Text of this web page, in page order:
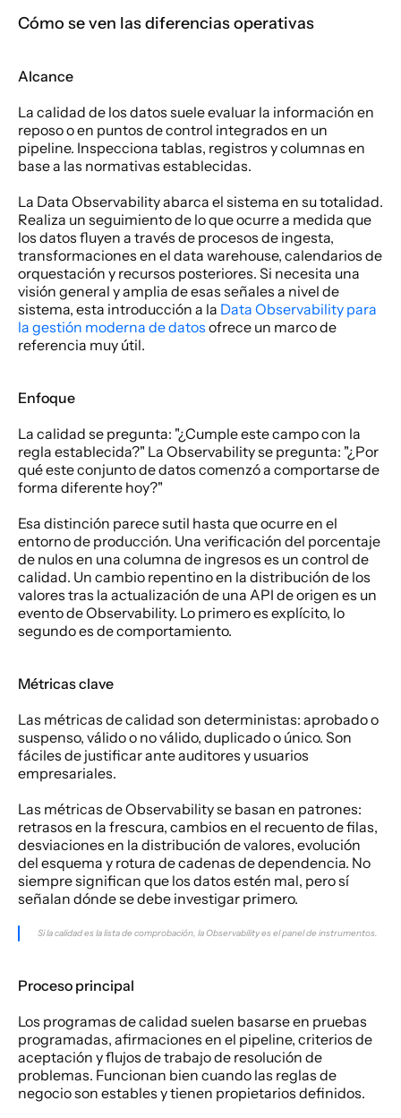
Cómo se ven las diferencias operativas
Alcance
La calidad de los datos suele evaluar la información en
reposo o en puntos de control integrados en un
pipeline. Inspecciona tablas, registros y columnas en
base a las normativas establecidas.
La Data Observability abarca el sistema en su totalidad.
Realiza un seguimiento de lo que ocurre a medida que
los datos fluyen a través de procesos de ingesta,
transformaciones en el data warehouse, calendarios de
orquestación y recursos posteriores. Si necesita una
visión general y amplia de esas señales a nivel de
sistema, esta introducción a la Data Observability para
la gestión moderna de datos ofrece un marco de
referencia muy útil.
Enfoque
La calidad se pregunta: "¿Cumple este campo con la
regla establecida?" La Observability se pregunta: "¿Por
qué este conjunto de datos comenzó a comportarse de
forma diferente hoy?"
Esa distinción parece sutil hasta que ocurre en el
entorno de producción. Una verificación del porcentaje
de nulos en una columna de ingresos es un control de
calidad. Un cambio repentino en la distribución de los
valores tras la actualización de una API de origen es un
evento de Observability. Lo primero es explícito, lo
segundo es de comportamiento.
Métricas clave
Las métricas de calidad son deterministas: aprobado o
suspenso, válido o no válido, duplicado o único. Son
fáciles de justificar ante auditores y usuarios
empresariales.
Las métricas de Observability se basan en patrones:
retrasos en la frescura, cambios en el recuento de filas,
desviaciones en la distribución de valores, evolución
del esquema y rotura de cadenas de dependencia. No
siempre significan que los datos estén mal, pero sí
señalan dónde se debe investigar primero.
Si la calidad es la lista de comprobación, la Observability es el panel de instrumentos.
Proceso principal
Los programas de calidad suelen basarse en pruebas
programadas, afirmaciones en el pipeline, criterios de
aceptación y flujos de trabajo de resolución de
problemas. Funcionan bien cuando las reglas de
negocio son estables y tienen propietarios definidos.